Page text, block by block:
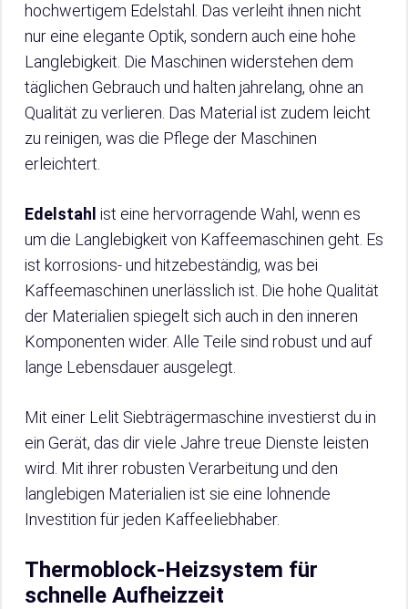
hochwertigem Edelstahl. Das verleiht ihnen nicht
nur eine elegante Optik, sondern auch eine hohe
Langlebigkeit. Die Maschinen widerstehen dem
täglichen Gebrauch und halten jahrelang, ohne an
Qualität zu verlieren. Das Material ist zudem leicht
zu reinigen, was die Pflege der Maschinen
erleichtert.
Edelstahl ist eine hervorragende Wahl, wenn es
um die Langlebigkeit von Kaffeemaschinen geht. Es
ist korrosions- und hitzebeständig, was bei
Kaffeemaschinen unerlässlich ist. Die hohe Qualität
der Materialien spiegelt sich auch in den inneren
Komponenten wider. Alle Teile sind robust und auf
lange Lebensdauer ausgelegt.
Mit einer Lelit Siebträgermaschine investierst du in
ein Gerät, das dir viele Jahre treue Dienste leisten
wird. Mit ihrer robusten Verarbeitung und den
langlebigen Materialien ist sie eine lohnende
Investition für jeden Kaffeeliebhaber.
Thermoblock-Heizsystem für
schnelle Aufheizzeit